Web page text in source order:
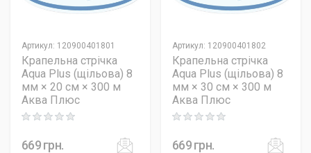
Артикул: 120900401801
Крапельна стрічка
Aqua Plus (щільова) 8
мм × 20 см × 300 м
Аква Плюс
Rating: 0 out of 5
669грн.
Артикул: 120900401802
Крапельна стрічка
Aqua Plus (щільова) 8
мм × 30 см × 300 м
Аква Плюс
Rating: 0 out of 5
669грн.